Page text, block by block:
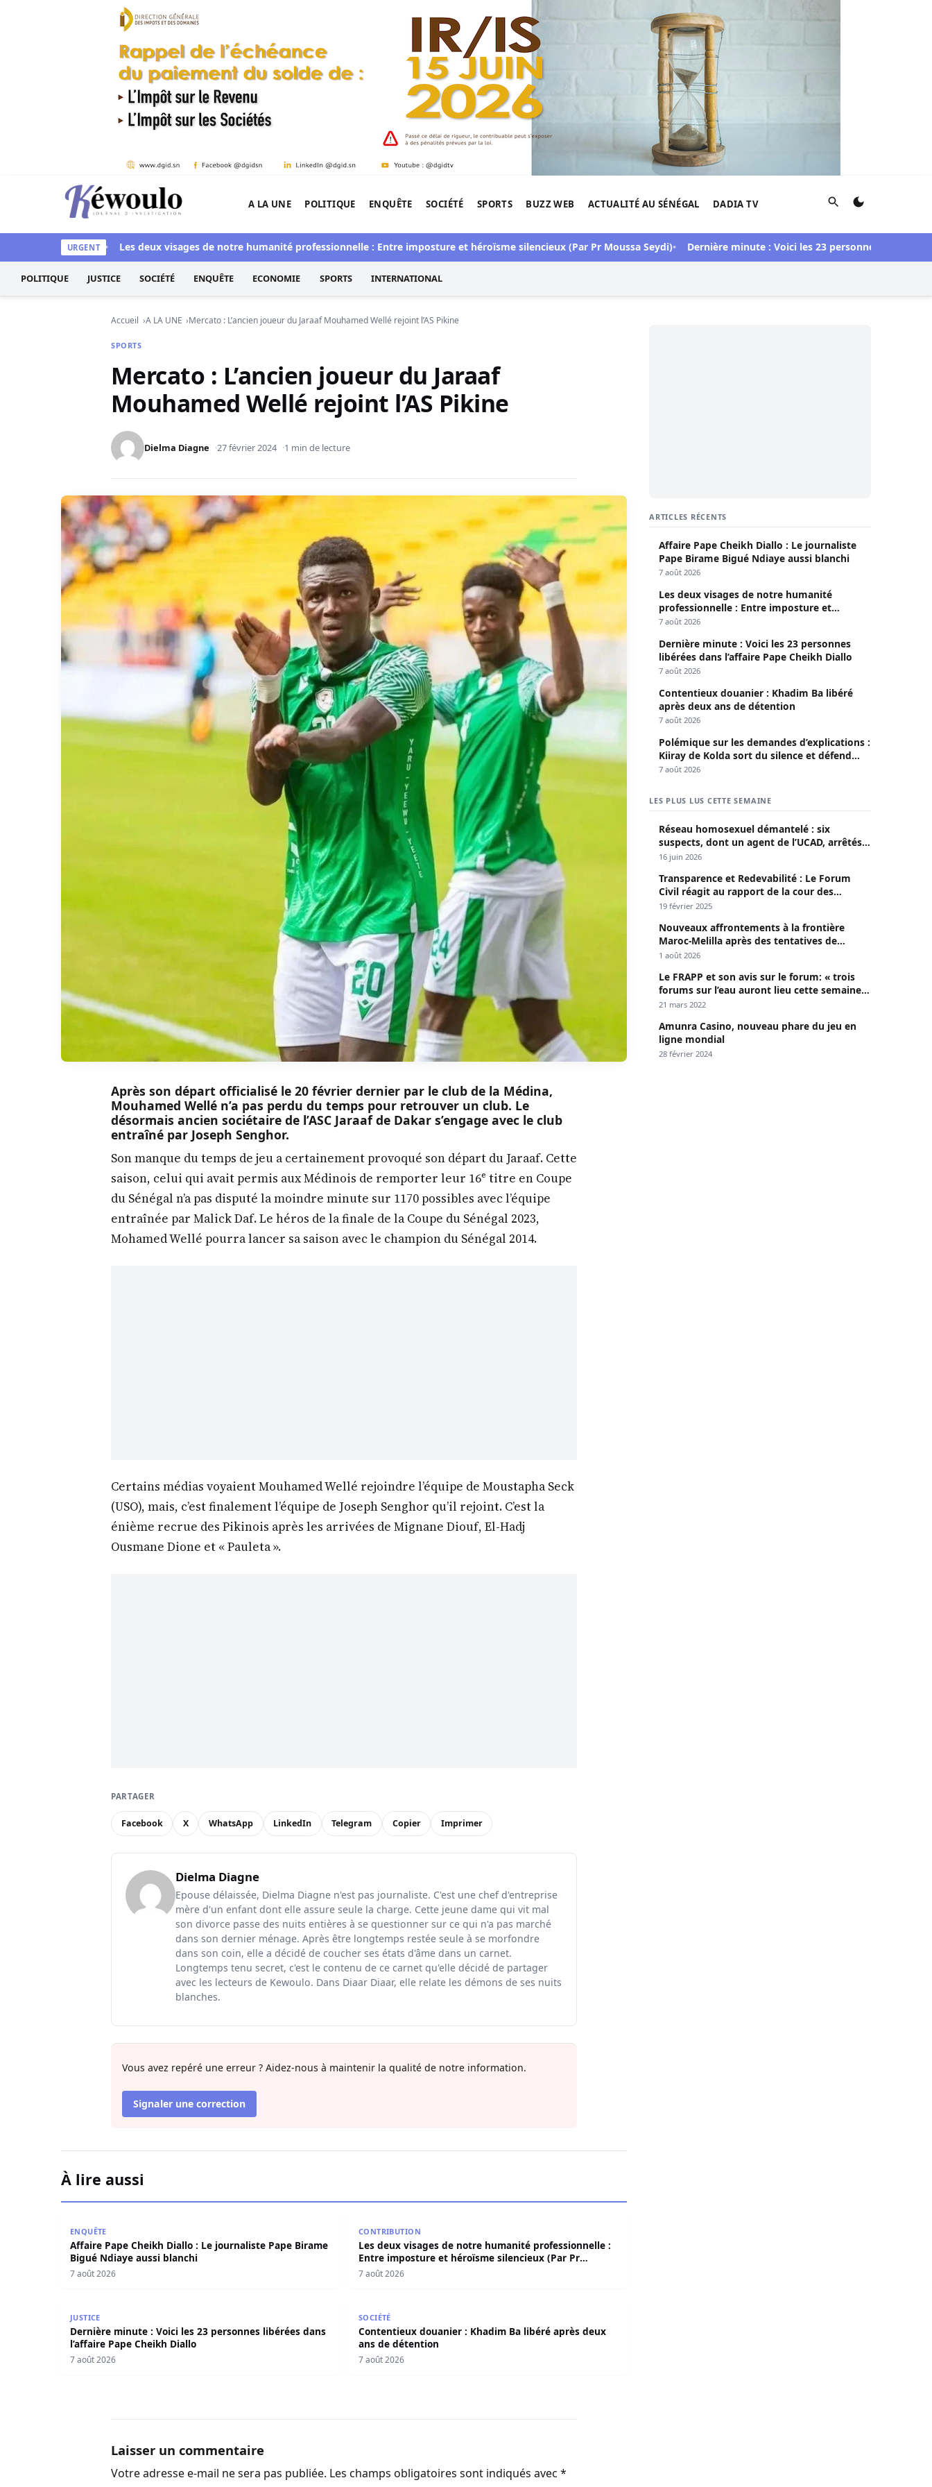
Aller au contenu
Kéwoulo, le premier site d'information et d'investigation de l'Afrique.
A LA UNE POLITIQUE ENQUÊTE SOCIÉTÉ SPORTS BUZZ WEB ACTUALITÉ AU SÉNÉGAL DADIA TV Rechercher
URGENT
aussi blanchi Les deux visages de notre humanité professionnelle : Entre imposture et héroïsme silencieux (Par Pr Moussa Seydi) Dernière minute : Voici les 23 personnes libérées dans
POLITIQUE JUSTICE SOCIÉTÉ ENQUÊTE ECONOMIE SPORTS INTERNATIONAL
Accueil A LA UNE Mercato : L’ancien joueur du Jaraaf Mouhamed Wellé rejoint l’AS Pikine
SPORTS
Mercato : L’ancien joueur du Jaraaf
Mouhamed Wellé rejoint l’AS Pikine
Dielma Diagne 27 février 2024 1 min de lecture
Après son départ officialisé le 20 février dernier par le club de la Médina,
Mouhamed Wellé n’a pas perdu du temps pour retrouver un club. Le
désormais ancien sociétaire de l’ASC Jaraaf de Dakar s’engage avec le club
entraîné par Joseph Senghor.
Son manque du temps de jeu a certainement provoqué son départ du Jaraaf. Cette
saison, celui qui avait permis aux Médinois de remporter leur 16ᵉ titre en Coupe
du Sénégal n’a pas disputé la moindre minute sur 1170 possibles avec l’équipe
entraînée par Malick Daf. Le héros de la finale de la Coupe du Sénégal 2023,
Mohamed Wellé pourra lancer sa saison avec le champion du Sénégal 2014.
Certains médias voyaient Mouhamed Wellé rejoindre l’équipe de Moustapha Seck
(USO), mais, c’est finalement l’équipe de Joseph Senghor qu’il rejoint. C’est la
énième recrue des Pikinois après les arrivées de Mignane Diouf, El-Hadj
Ousmane Dione et « Pauleta ».
PARTAGER
Facebook X WhatsApp LinkedIn Telegram Copier Imprimer
Dielma Diagne
Epouse délaissée, Dielma Diagne n'est pas journaliste. C'est une chef d'entreprise
mère d'un enfant dont elle assure seule la charge. Cette jeune dame qui vit mal
son divorce passe des nuits entières à se questionner sur ce qui n'a pas marché
dans son dernier ménage. Après être longtemps restée seule à se morfondre
dans son coin, elle a décidé de coucher ses états d'âme dans un carnet.
Longtemps tenu secret, c'est le contenu de ce carnet qu'elle décidé de partager
avec les lecteurs de Kewoulo. Dans Diaar Diaar, elle relate les démons de ses nuits
blanches.
Vous avez repéré une erreur ? Aidez-nous à maintenir la qualité de notre information.
Signaler une correction
À lire aussi
ENQUÊTE
Affaire Pape Cheikh Diallo : Le journaliste Pape Birame
Bigué Ndiaye aussi blanchi
7 août 2026
CONTRIBUTION
Les deux visages de notre humanité professionnelle :
Entre imposture et héroïsme silencieux (Par Pr
Moussa Seydi)
7 août 2026
JUSTICE
Dernière minute : Voici les 23 personnes libérées dans
l’affaire Pape Cheikh Diallo
7 août 2026
SOCIÉTÉ
Contentieux douanier : Khadim Ba libéré après deux
ans de détention
7 août 2026
Laisser un commentaire
Votre adresse e-mail ne sera pas publiée. Les champs obligatoires sont indiqués avec *
ARTICLES RÉCENTS
Affaire Pape Cheikh Diallo : Le journaliste
Pape Birame Bigué Ndiaye aussi blanchi
7 août 2026
Les deux visages de notre humanité
professionnelle : Entre imposture et
héroïsme silencieux (Par Pr Moussa Seydi)
7 août 2026
Dernière minute : Voici les 23 personnes
libérées dans l’affaire Pape Cheikh Diallo
7 août 2026
Contentieux douanier : Khadim Ba libéré
après deux ans de détention
7 août 2026
Polémique sur les demandes d’explications :
Kiiray de Kolda sort du silence et défend
Mamadou Lamine Dianté
7 août 2026
LES PLUS LUS CETTE SEMAINE
Réseau homosexuel démantelé : six
suspects, dont un agent de l’UCAD, arrêtés à
Keur Massar ; l’un avoue avoir propagé le
16 juin 2026
Transparence et Redevabilité : Le Forum
Civil réagit au rapport de la cour des
comptes
19 février 2025
Nouveaux affrontements à la frontière
Maroc-Melilla après des tentatives de
passage
1 août 2026
Le FRAPP et son avis sur le forum: « trois
forums sur l’eau auront lieu cette semaine à
Dakar »
21 mars 2022
Amunra Casino, nouveau phare du jeu en
ligne mondial
28 février 2024